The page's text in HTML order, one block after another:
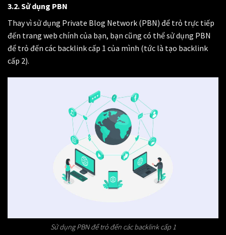
3.2. Sử dụng PBN
Thay vì sử dụng Private Blog Network (PBN) để trỏ trực tiếp
đến trang web chính của bạn, bạn cũng có thể sử dụng PBN
để trỏ đến các backlink cấp 1 của mình (tức là tạo backlink
cấp 2).
Sử dụng PBN để trỏ đến các backlink cấp 1